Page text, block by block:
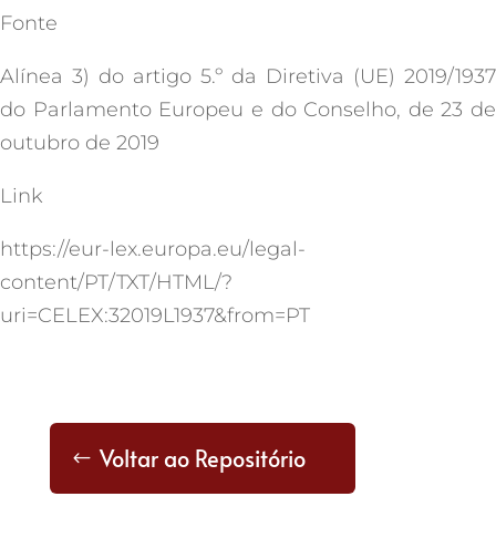
Fonte
Alínea 3) do artigo 5.º da Diretiva (UE) 2019/1937
do Parlamento Europeu e do Conselho, de 23 de
outubro de 2019
Link
https://eur-lex.europa.eu/legal-
content/PT/TXT/HTML/?
uri=CELEX:32019L1937&from=PT
Voltar ao Repositório